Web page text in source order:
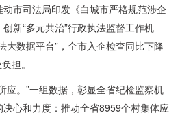
市司法局印发《白城市严格规范涉企
新“多元共治”行政执法监督工作机
大数据平台”，全市入企检查同比下降
担。
应。”一组数据，彰显全省纪检监察机
心和力度：推动全省8959个村集体应